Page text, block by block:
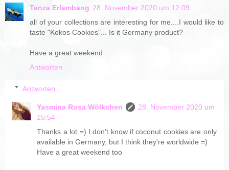
Tanza Erlambang 28. November 2020 um 12:09
all of your collections are interesting for me....I would like to
taste "Kokos Cookies"... Is it Germany product?
Have a great weekend
Antworten
Antworten
Yasmina Rosa Wölkchen
28. November 2020 um
15:54
Thanks a lot =) I don't know if coconut cookies are only
available in Germany, but I think they're worldwide =)
Have a great weekend too